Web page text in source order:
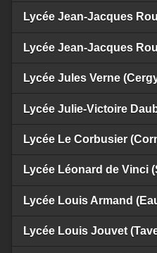
Lycée Jean-Jacques
Lycée Jean-Jacques
Lycée Jules Verne
Lycée Julie-Victoire
Lycée Le Corbusier
Lycée Léonard de Vinci
Lycée Louis Armand
Lycée Louis Jouvet